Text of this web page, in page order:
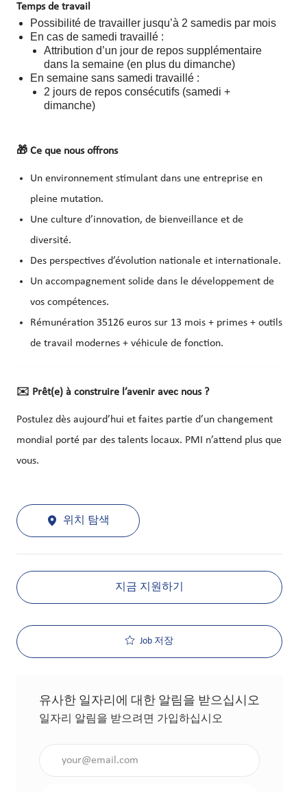
Temps de travail
Possibilité de travailler jusqu’à 2 samedis par mois
En cas de samedi travaillé :
Attribution d’un jour de repos supplémentaire
dans la semaine (en plus du dimanche)
En semaine sans samedi travaillé :
2 jours de repos consécutifs (samedi +
dimanche)
🎁 Ce que nous offrons
Un environnement stimulant dans une entreprise en
pleine mutation.
Une culture d’innovation, de bienveillance et de
diversité.
Des perspectives d’évolution nationale et internationale.
Un accompagnement solide dans le développement de
vos compétences.
Rémunération 35126 euros sur 13 mois + primes + outils
de travail modernes + véhicule de fonction.
✉️ Prêt(e) à construire l’avenir avec nous ?
Postulez dès aujourd’hui et faites partie d’un changement
mondial porté par des talents locaux. PMI n’attend plus que
vous.
위치 탐색
지금 지원하기
Job 저장
유사한 일자리에 대한 알림을 받으십시오
일자리 알림을 받으려면 가입하십시오